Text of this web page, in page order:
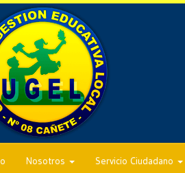
Nosotros Servicio Ciudadano